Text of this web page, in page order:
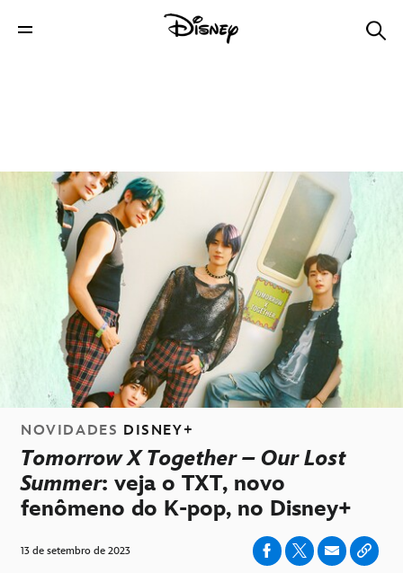
NOVIDADES DISNEY+
Tomorrow X Together – Our Lost
Summer: veja o TXT, novo
fenômeno do K-pop, no Disney+
13 de setembro de 2023